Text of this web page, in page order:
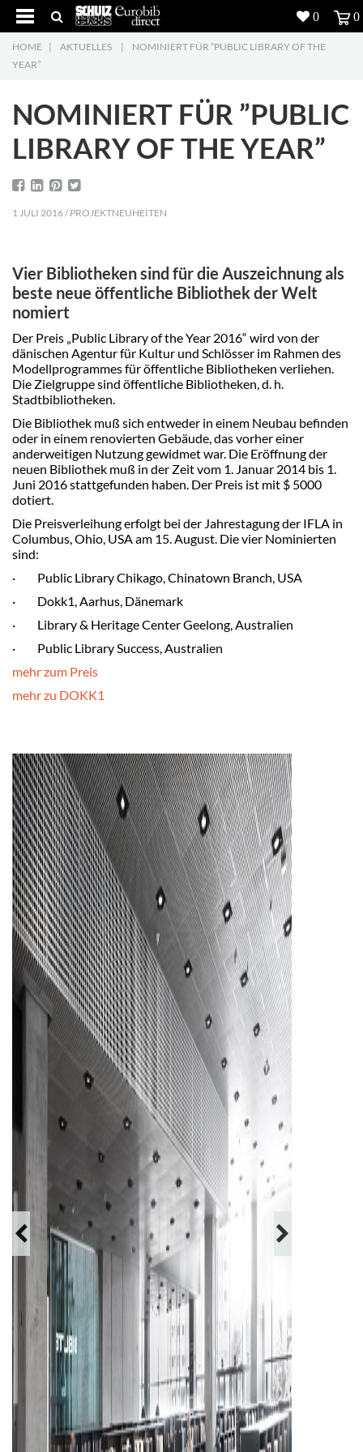
5
Produkte
Über uns
HOME | AKTUELLES |
NOMINIERT FÜR ”PUBLIC LIBRARY OF THE
YEAR”
NOMINIERT FÜR ”PUBLIC
LIBRARY OF THE YEAR”
1 JULI 2016 / PROJEKTNEUHEITEN
Vier Bibliotheken sind für die Auszeichnung als
beste neue öffentliche Bibliothek der Welt
nomiert
Der Preis „Public Library of the Year 2016“ wird von der
dänischen Agentur für Kultur und Schlösser im Rahmen des
Modellprogrammes für öffentliche Bibliotheken verliehen.
Die Zielgruppe sind öffentliche Bibliotheken, d. h.
Stadtbibliotheken.
Die Bibliothek muß sich entweder in einem Neubau befinden
oder in einem renovierten Gebäude, das vorher einer
anderweitigen Nutzung gewidmet war. Die Eröffnung der
neuen Bibliothek muß in der Zeit vom 1. Januar 2014 bis 1.
Juni 2016 stattgefunden haben. Der Preis ist mit $ 5000
dotiert.
Die Preisverleihung erfolgt bei der Jahrestagung der IFLA in
Columbus, Ohio, USA am 15. August. Die vier Nominierten
sind:
· Public Library Chikago, Chinatown Branch, USA
· Dokk1, Aarhus, Dänemark
· Library & Heritage Center Geelong, Australien
· Public Library Success, Australien
mehr zum Preis
mehr zu DOKK1
0 0